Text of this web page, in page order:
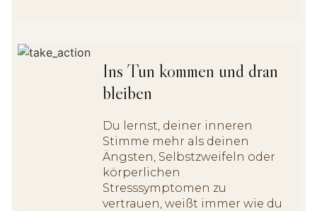
Ins Tun kommen und dran
bleiben
Du lernst, deiner inneren
Stimme mehr als deinen
Ängsten, Selbstzweifeln oder
körperlichen
Stresssymptomen zu
vertrauen, weißt immer wie du